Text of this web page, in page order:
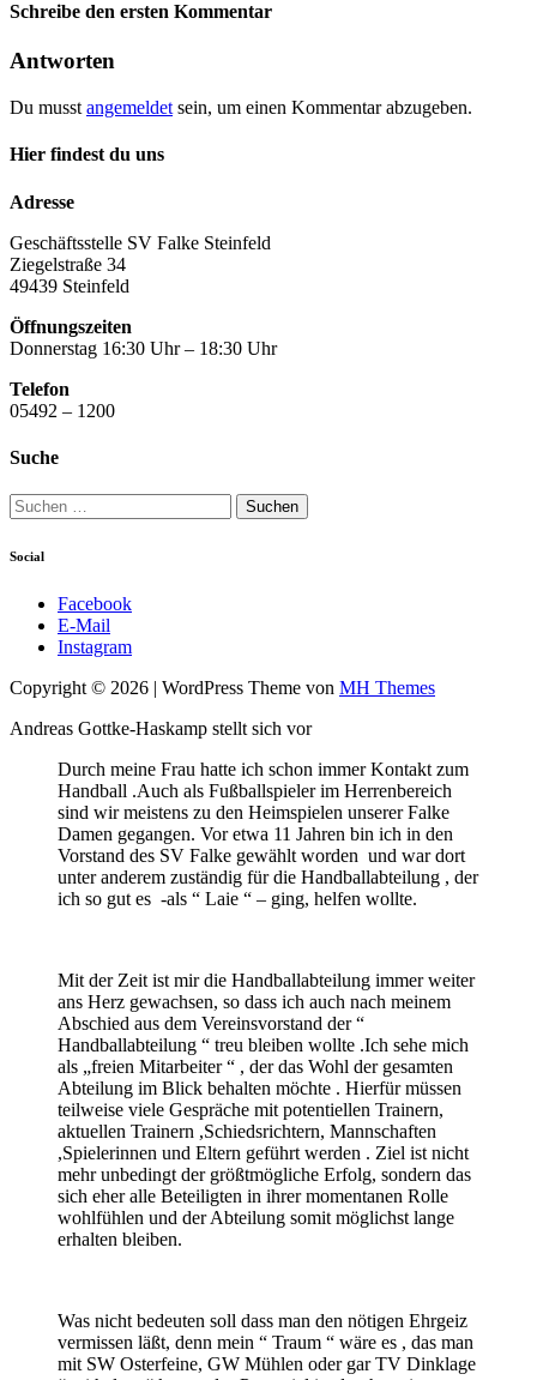
Schreibe den ersten Kommentar
Antworten
Du musst angemeldet sein, um einen Kommentar abzugeben.
Hier findest du uns
Adresse
Geschäftsstelle SV Falke Steinfeld
Ziegelstraße 34
49439 Steinfeld
Öffnungszeiten
Donnerstag 16:30 Uhr – 18:30 Uhr
Telefon
05492 – 1200
Suche
Suchen
nach:
Social
Facebook
E-Mail
Instagram
Copyright © 2026 | WordPress Theme von MH Themes
Andreas Gottke-Haskamp stellt sich vor
Durch meine Frau hatte ich schon immer Kontakt zum
Handball .Auch als Fußballspieler im Herrenbereich
sind wir meistens zu den Heimspielen unserer Falke
Damen gegangen. Vor etwa 11 Jahren bin ich in den
Vorstand des SV Falke gewählt worden und war dort
unter anderem zuständig für die Handballabteilung , der
ich so gut es -als “ Laie “ – ging, helfen wollte.
Mit der Zeit ist mir die Handballabteilung immer weiter
ans Herz gewachsen, so dass ich auch nach meinem
Abschied aus dem Vereinsvorstand der “
Handballabteilung “ treu bleiben wollte .Ich sehe mich
als „freien Mitarbeiter “ , der das Wohl der gesamten
Abteilung im Blick behalten möchte . Hierfür müssen
teilweise viele Gespräche mit potentiellen Trainern,
aktuellen Trainern ,Schiedsrichtern, Mannschaften
,Spielerinnen und Eltern geführt werden . Ziel ist nicht
mehr unbedingt der größtmögliche Erfolg, sondern das
sich eher alle Beteiligten in ihrer momentanen Rolle
wohlfühlen und der Abteilung somit möglichst lange
erhalten bleiben.
Was nicht bedeuten soll dass man den nötigen Ehrgeiz
vermissen läßt, denn mein “ Traum “ wäre es , das man
mit SW Osterfeine, GW Mühlen oder gar TV Dinklage